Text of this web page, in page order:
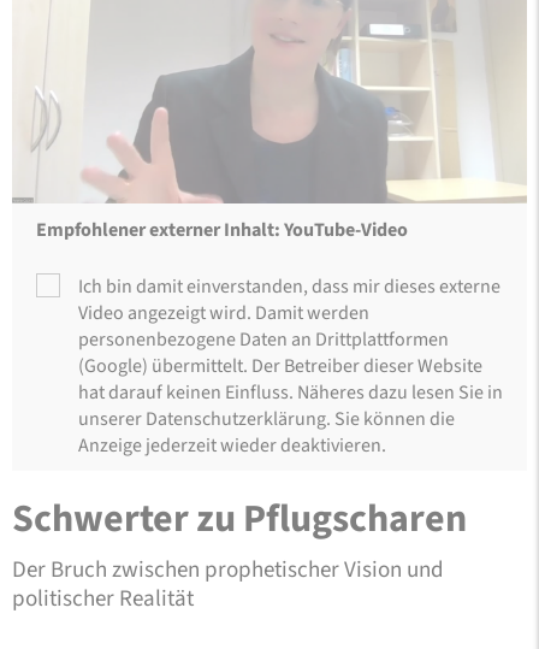
Empfohlener externer Inhalt: YouTube-Video
Ich bin damit einverstanden, dass mir dieses externe
Video angezeigt wird. Damit werden
personenbezogene Daten an Drittplattformen
(Google) übermittelt. Der Betreiber dieser Website
hat darauf keinen Einfluss. Näheres dazu lesen Sie in
unserer Datenschutzerklärung. Sie können die
Anzeige jederzeit wieder deaktivieren.
Schwerter zu Pflugscharen
Der Bruch zwischen prophetischer Vision und
politischer Realität